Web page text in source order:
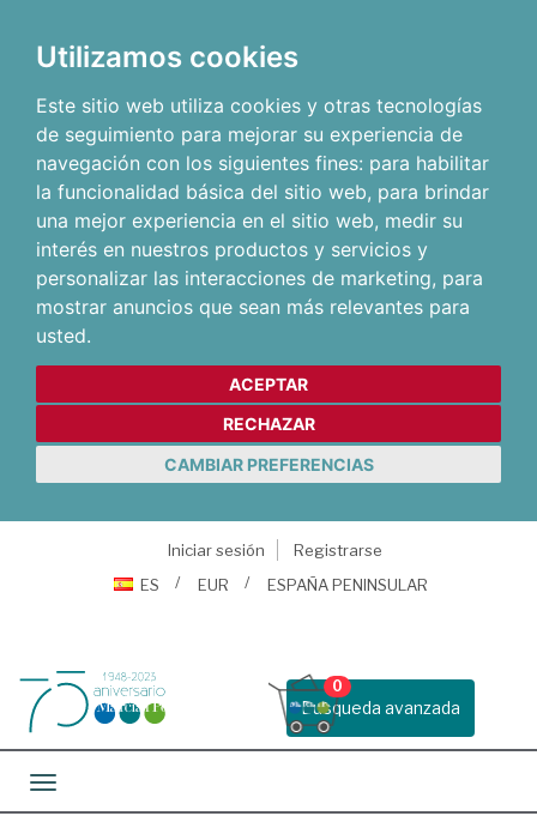
Utilizamos cookies
Este sitio web utiliza cookies y otras tecnologías
de seguimiento para mejorar su experiencia de
navegación con los siguientes fines: para habilitar
la funcionalidad básica del sitio web, para brindar
una mejor experiencia en el sitio web, medir su
interés en nuestros productos y servicios y
personalizar las interacciones de marketing, para
mostrar anuncios que sean más relevantes para
usted.
ACEPTAR
RECHAZAR
CAMBIAR PREFERENCIAS
Iniciar sesión
Registrarse
ES
EUR ESPAÑA PENINSULAR
Busqueda avanzada
0
Toggle navigation